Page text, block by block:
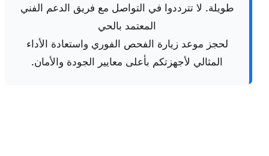
طويلة. لا تترددوا في التواصل مع فريق الدعم الفني
المعتمد بالحي
لحجز موعد زيارة الفحص الفوري واستعادة الأداء
المثالي لأجهزتكم بأعلى معايير الجودة والأمان.